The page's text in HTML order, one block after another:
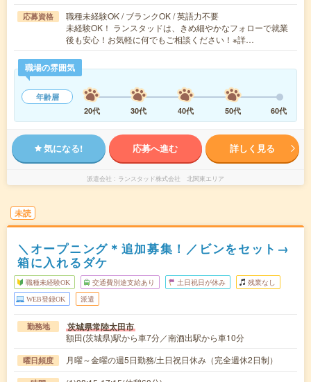
応募資格
職種未経験OK / ブランクOK / 英語力不要
未経験OK！ ランスタッドは、きめ細やかなフォローで就業
後も安心！お気軽に何でもご相談ください！※詳…
職場の雰囲気
年齢層
20代
30代 40代 50代 60代
気になる! 応募へ進む 詳しく見る
派遣会社 ランスタッド株式会社 北関東エリア
未読
＼オープニング＊追加募集！／ビンをセット→
箱に入れるダケ
職種未経験OK 交通費別途支給あり 土日祝日が休み 残業なし
WEB登録OK 派遣
勤務地 茨城県常陸太田市
額田(茨城県)駅から車7分／南酒出駅から車10分
曜日頻度 月曜～金曜の週5日勤務/土日祝日休み（完全週休2日制）